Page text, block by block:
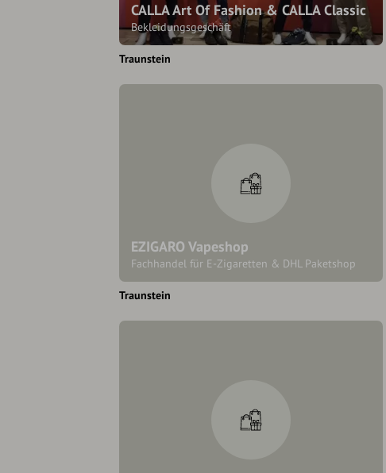
CALLA Art Of Fashion & CALLA Classic
Bekleidungsgeschäft
Traunstein
EZIGARO Vapeshop
Fachhandel für E-Zigaretten & DHL Paketshop
Traunstein